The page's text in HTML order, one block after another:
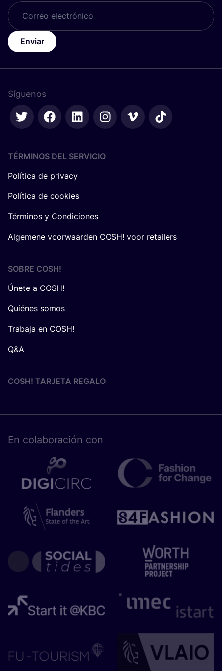
Enviar
Síguenos
TÉRMINOS DEL SERVICIO
Política de privacy
Política de cookies
Términos y Condiciones
Algemene voorwaarden COSH! voor retailers
SOBRE COSH!
Únete a COSH!
Quiénes somos
Trabaja en COSH!
Q&A
COSH! TARJETA REGALO
En cola­bo­ra­ción con